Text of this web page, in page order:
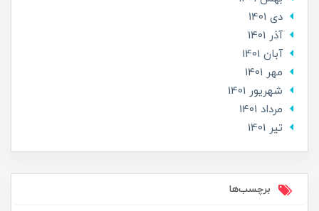
دی 1401
آذر 1401
آبان 1401
مهر 1401
شهریور 1401
مرداد 1401
تير 1401
برچسب‌ها